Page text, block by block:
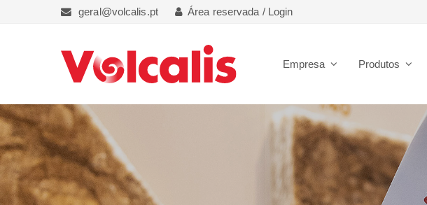
geral@volcalis.pt Área reservada / Login
Empresa Produtos